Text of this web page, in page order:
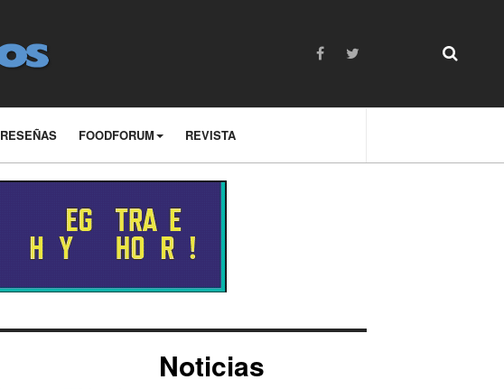
RESEÑAS FOODFORUM REVISTA
Noticias